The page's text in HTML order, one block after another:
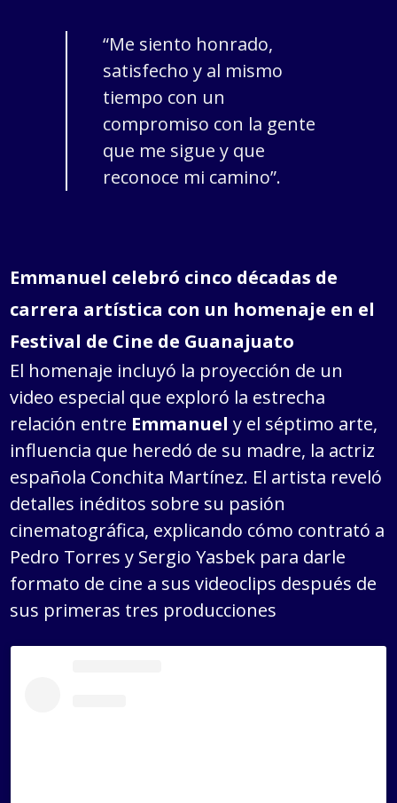
“Me siento honrado,
satisfecho y al mismo
tiempo con un
compromiso con la gente
que me sigue y que
reconoce mi camino”.
Emmanuel celebró cinco décadas de
carrera artística con un homenaje en el
Festival de Cine de Guanajuato
El homenaje incluyó la proyección de un
video especial que exploró la estrecha
relación entre Emmanuel y el séptimo arte,
influencia que heredó de su madre, la actriz
española Conchita Martínez. El artista reveló
detalles inéditos sobre su pasión
cinematográfica, explicando cómo contrató a
Pedro Torres y Sergio Yasbek para darle
formato de cine a sus videoclips después de
sus primeras tres producciones